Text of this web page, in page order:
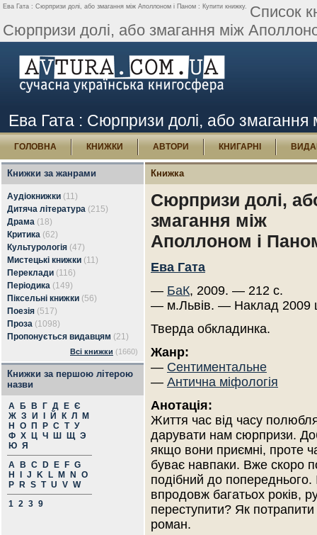
Ева Гата : Сюрпризи долі, або змагання між Аполлоном і Паном : Купити книжку. Список
Сюрпризи долі, або змагання між
Ева Гата : Сюрпризи долі, або
ГОЛОВНА КНИЖКИ АВТОРИ КНИГАРНІ
Книжки за жанрами
Аудіокнижки (11)
Дитяча література (215)
Драма (18)
Критика (62)
Культурологія (47)
Мистецькі книжки (11)
Переклади (116)
Періодика (149)
Піксельні книжки (56)
Поезія (517)
Проза (1098)
Пропонується видавцям (21)
Всі книжки (1660)
Книжки за першою літерою
назви
А Б В Г Д Е Є
Ж З И Й К Л
М
Н
О П Р С Т У
Ф Х Ц Ч Ш Щ Э
Ю Я
A
B C D E F G
H
J K L M N
O
P
R S T U V W
1 2 3 9
Книжка
Сюрпризи долі,
змагання між
Аполлоном і
Ева Гата
— БаК, 2009. — 212 с.
— м.Львів. — Наклад 2009
Тверда обкладинка.
Жанр:
— Сентиментальне
— Антична міфологія
Анотація:
Життя час від часу
дарувати нам сюрпризи.
якщо вони приємні, проте
буває навпаки. Вже скоро
подібний до
впродовж багатьох років,
переступити? Як потрапити
роман.